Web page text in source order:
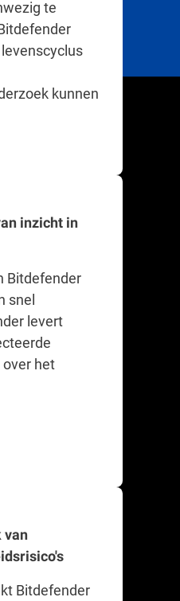
te
kunnen
inzicht in
Bitdefender
snel
levert
het
van
Bitdefender